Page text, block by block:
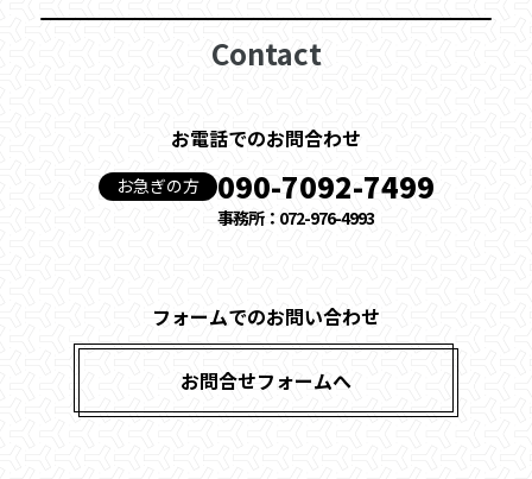
Contact
お電話でのお問合わせ
お急ぎの方 090-7092-7499
事務所：072-976-4993
フォームでのお問い合わせ
お問合せフォームへ